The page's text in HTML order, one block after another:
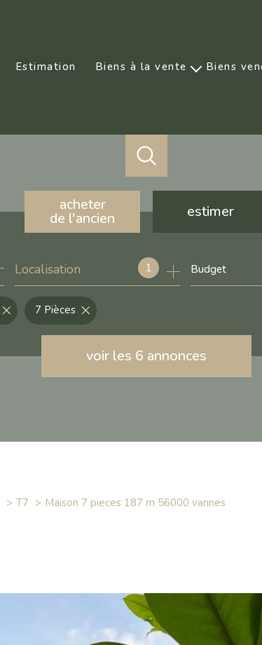
Estimation Biens à la vente Biens
acheter
de l'ancien
de l'immo pro
estimer
1
Localisation Budget
voir les 6 annonces
7 Pièces
T7 maison 7 pieces 187 m 56000 vannes